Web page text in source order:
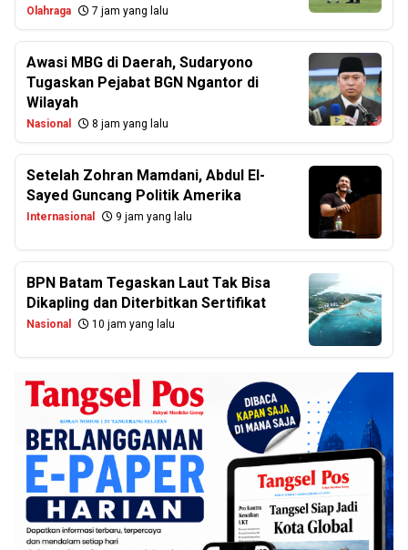
Olahraga 7 jam yang lalu
Awasi MBG di Daerah, Sudaryono
Tugaskan Pejabat BGN Ngantor di
Wilayah
Nasional 8 jam yang lalu
Setelah Zohran Mamdani, Abdul El-
Sayed Guncang Politik Amerika
Internasional 9 jam yang lalu
BPN Batam Tegaskan Laut Tak Bisa
Dikapling dan Diterbitkan Sertifikat
Nasional 10 jam yang lalu